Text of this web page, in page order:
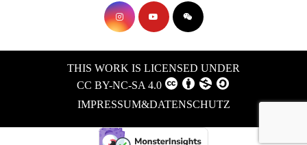
THIS WORK IS LICENSED UNDER
CC BY-NC-SA 4.0
IMPRESSUM&DATENSCHUTZ